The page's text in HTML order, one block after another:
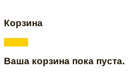
Корзина
Ваша корзина пока пуста.